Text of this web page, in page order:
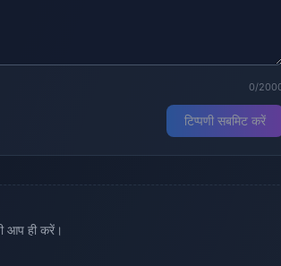
0/
टिप्पणी सबमिट करें
आप ही करें।